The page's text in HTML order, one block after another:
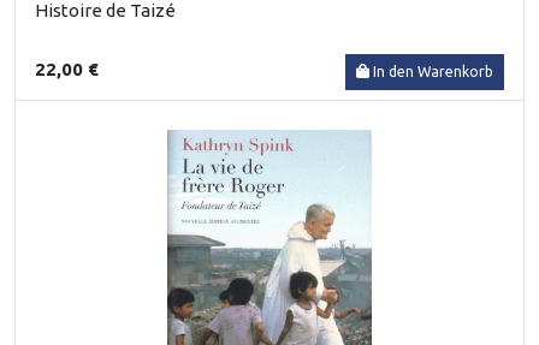
Histoire de Taizé
22,00 € In den Warenkorb